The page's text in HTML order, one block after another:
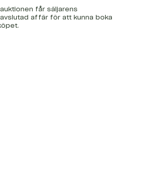
får säljarens
affär för att kunna boka